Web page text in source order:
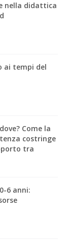
nella didattica
ai tempi del
Come la
costringe
tra
6 anni: